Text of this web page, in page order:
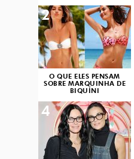
O QUE ELES PENSAM
SOBRE MARQUINHA DE
BIQUÍNI
2
4